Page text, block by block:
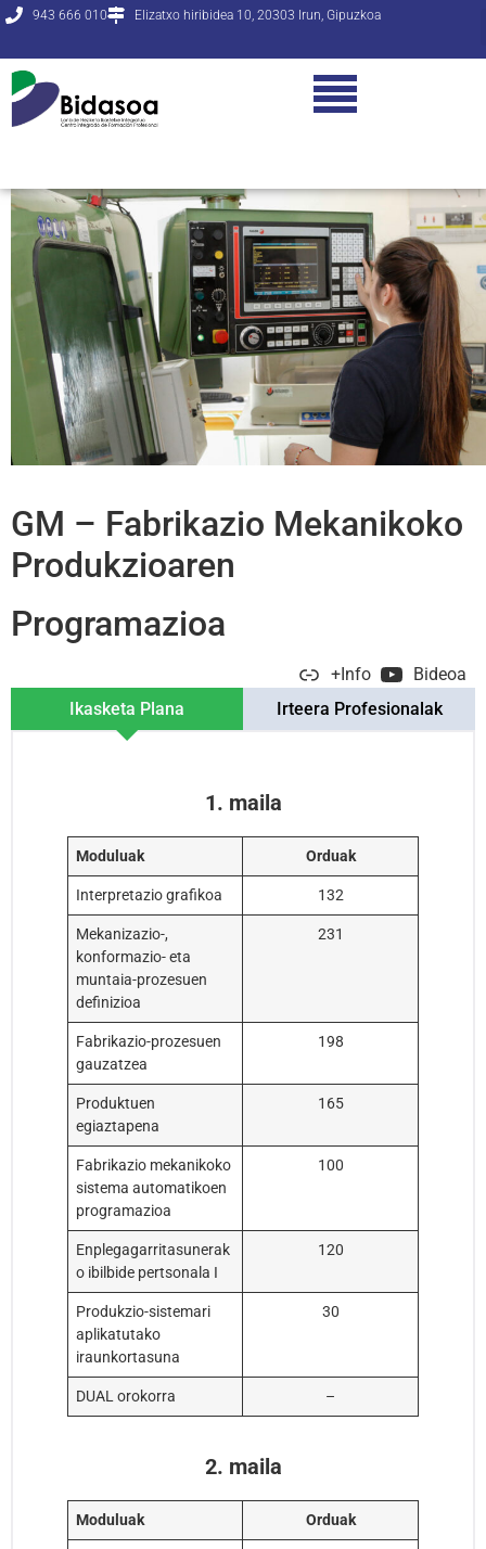
943 666 010 Elizatxo hiribidea 10, 20303 Irun, Gipuzkoa
GM – Fabrikazio Mekanikoko
Produkzioaren
Programazioa
+Info Bideoa
Ikasketa Plana Irteera Profesionalak
1. maila
Moduluak Orduak
Interpretazio grafikoa 132
Mekanizazio-,
konformazio- eta
muntaia-prozesuen
definizioa
231
Fabrikazio-prozesuen
gauzatzea
198
Produktuen
egiaztapena
165
Fabrikazio mekanikoko
sistema automatikoen
programazioa
100
Enplegagarritasunerak
o ibilbide pertsonala I
120
Produkzio-sistemari
aplikatutako
iraunkortasuna
30
DUAL orokorra –
2. maila
Moduluak Orduak